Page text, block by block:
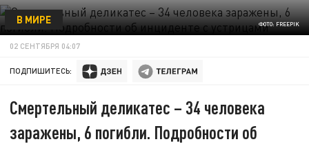
ФОТО: FREEPIK
В МИРЕ
02 СЕНТЯБРЯ 04:07
ПОДПИШИТЕСЬ:
Смертельный деликатес – 34 человека
заражены, 6 погибли. Подробности об